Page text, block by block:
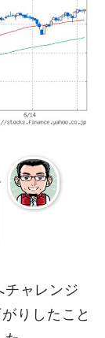
ャレンジ
りしたこと